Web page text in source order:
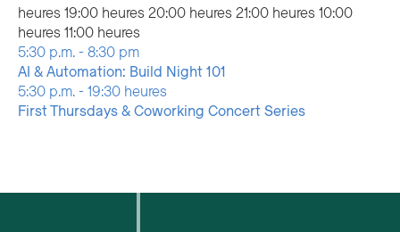
heures 19:00 heures 20:00 heures 21:00 heures 10:00
heures 11:00 heures12:00
heures
Dimanche,
Août
2,
2026
No
events
on
this
Lundi,
Août
3,
2026
No
events
on
this
Mardi,
Août
4,
2026
Août
4,
2026
5:30 p.m.- 8:30 pm
AI & Automation: Build Night 101
Mercredi,
Août
No
events
Jeudi,
Août
Août
6,
5:30 p.m.- 19:30 heures
First Thursdays & Coworking Concert Series
this
this